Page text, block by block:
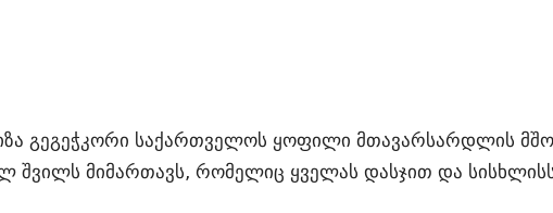
გეგეჭკორი საქართველოს ყოფილი მთავარსარდლის
შვილს მიმართავს, რომელიც ყველას დასჯით და